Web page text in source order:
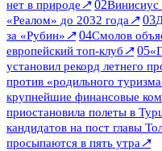
нет в природе↗ 02Винисиус
«Реалом» до 2032 года↗ 03
за «Рубин»↗ 04Смолов
европейский топ-клуб↗ 05
установил рекорд летнего
против «родильного
крупнейшие финансовые
приостановила полеты в
кандидатов на пост главы
просыпаются в пять утра↗